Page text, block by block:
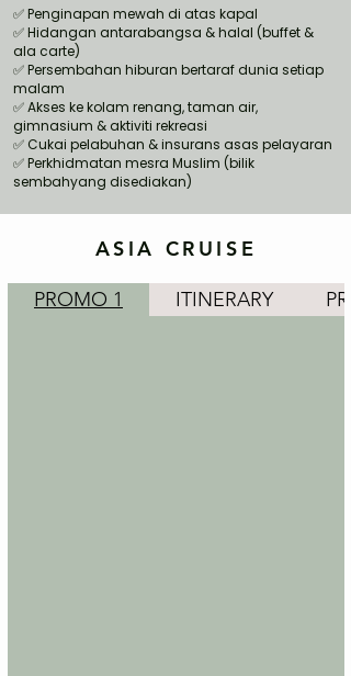
✅ Penginapan mewah di atas kapal
✅ Hidangan antarabangsa & halal (buffet &
ala carte)
✅ Persembahan hiburan bertaraf dunia setiap
malam
✅ Akses ke kolam renang, taman air,
gimnasium & aktiviti rekreasi
✅ Cukai pelabuhan & insurans asas pelayaran
✅ Perkhidmatan mesra Muslim (bilik
sembahyang disediakan)
ASIA CRUISE
PROMO 1 ITINERARY